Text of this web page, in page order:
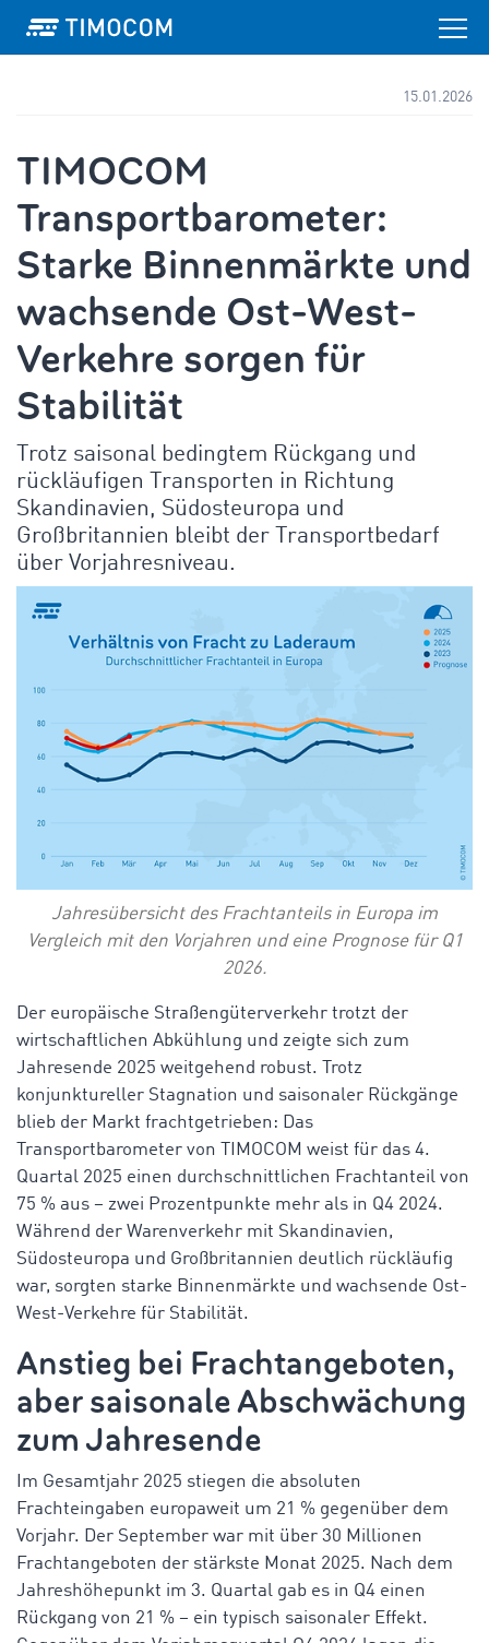
15.01.2026
TIMOCOM
Transportbarometer:
Starke Binnenmärkte und
wachsende Ost-West-
Verkehre sorgen für
Stabilität
Trotz saisonal bedingtem Rückgang und
rückläufigen Transporten in Richtung
Skandinavien, Südosteuropa und
Großbritannien bleibt der Transportbedarf
über Vorjahresniveau.
Jahresübersicht des Frachtanteils in Europa im
Vergleich mit den Vorjahren und eine Prognose für Q1
2026.
Der europäische Straßengüterverkehr trotzt der
wirtschaftlichen Abkühlung und zeigte sich zum
Jahresende 2025 weitgehend robust. Trotz
konjunktureller Stagnation und saisonaler Rückgänge
blieb der Markt frachtgetrieben: Das
Transportbarometer von TIMOCOM weist für das 4.
Quartal 2025 einen durchschnittlichen Frachtanteil von
75 % aus – zwei Prozentpunkte mehr als in Q4 2024.
Während der Warenverkehr mit Skandinavien,
Südosteuropa und Großbritannien deutlich rückläufig
war, sorgten starke Binnenmärkte und wachsende Ost-
West-Verkehre für Stabilität.
Anstieg bei Frachtangeboten,
aber saisonale Abschwächung
zum Jahresende
Im Gesamtjahr 2025 stiegen die absoluten
Frachteingaben europaweit um 21 % gegenüber dem
Vorjahr. Der September war mit über 30 Millionen
Frachtangeboten der stärkste Monat 2025. Nach dem
Jahreshöhepunkt im 3. Quartal gab es in Q4 einen
Rückgang von 21 % – ein typisch saisonaler Effekt.